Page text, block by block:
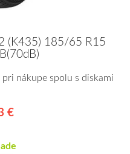
(K435) 185/65 R15
pri nákupe spolu s diskami
€